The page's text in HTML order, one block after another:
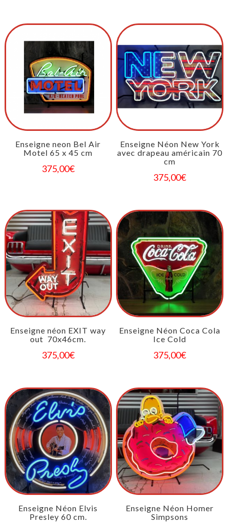
Enseigne neon Bel Air
Motel 65 x 45 cm
375,00€
Enseigne Néon New York
avec drapeau américain 70
cm
375,00€
Enseigne néon EXIT way
out 70x46cm.
375,00€
Enseigne Néon Coca Cola
Ice Cold
375,00€
Enseigne Néon Elvis
Presley 60 cm.
Enseigne Néon Homer
Simpsons